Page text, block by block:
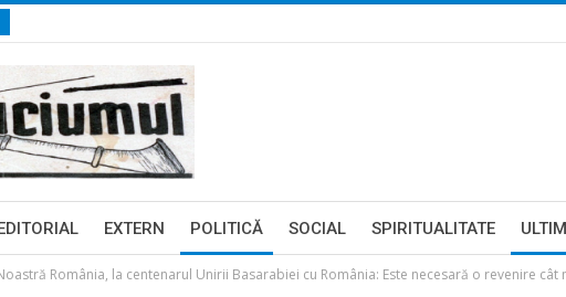
EXTERN POLITICĂ SOCIAL SPIRITUALITATE
România, la centenarul Unirii Basarabiei cu România: Este necesară o revenire